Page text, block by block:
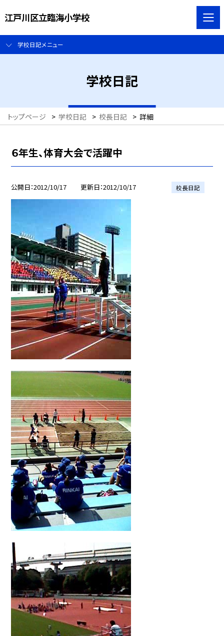
江戸川区立臨海小学校
学校日記メニュー
学校日記
トップページ > 学校日記 > 校長日記 > 詳細
６年生、体育大会で活躍中
公開日 2012/10/17 更新日 2012/10/17 校長日記